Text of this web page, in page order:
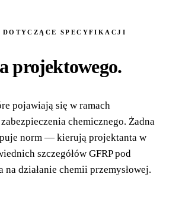
DOTYCZĄCE SPECYFIKACJI
projektowego.
pojawiają się w ramach
chemicznego. Żadna
norm — kierują projektanta w
szczegółów GFRP pod
na działanie chemii przemysłowej.